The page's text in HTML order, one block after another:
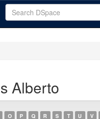
Alberto
O P Q R S T U V